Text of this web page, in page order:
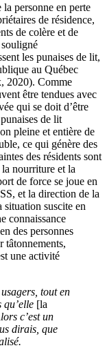
personne en perte
de résidence,
de colère et de
les punaises de lit,
au Québec
2020). Comme
être tendues avec
qui se doit d’être
de lit
pleine et entière de
ce qui génère des
des résidents sont
nourriture et la
de force se joue en
et la direction de la
situation suscite en
connaissance
des personnes
tâtonnements,
une activité
tout en
[la
c’est un
dirais, que